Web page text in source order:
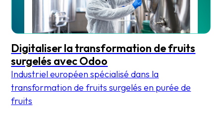
Digitaliser la transformation de fruits
surgelés avec Odoo
Industriel européen spécialisé dans la
transformation de fruits surgelés en purée de
fruits